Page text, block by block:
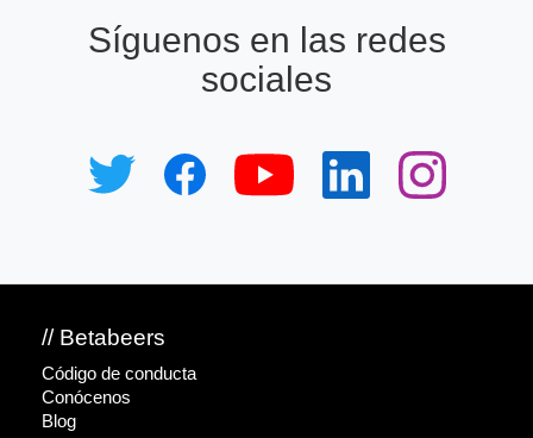
Síguenos en las redes
sociales
// Betabeers
Código de conducta
Conócenos
Blog